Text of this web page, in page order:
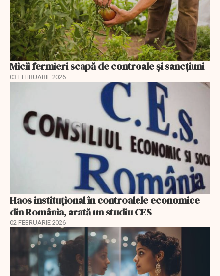
Micii fermieri scapă de controale și sancțiuni
03 FEBRUARIE 2026
Haos instituțional în controalele economice
din România, arată un studiu CES
02 FEBRUARIE 2026